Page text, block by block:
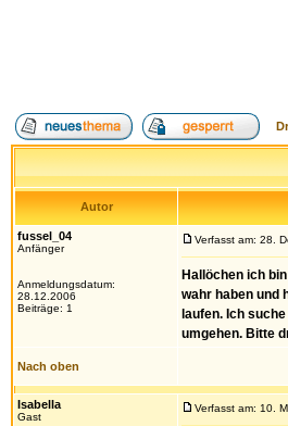
Autor
fussel_04
Anfänger
Anmeldungsdatum:
28.12.2006
Beiträge: 1
Verfasst am: 28.
Hallöchen ich
wahr haben und
laufen. Ich
umgehen. Bitte
Nach oben
Isabella
Gast
Verfasst am: 10.